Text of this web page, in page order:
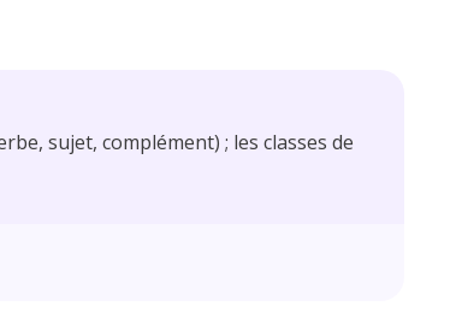
sujet, complément) ; les classes de